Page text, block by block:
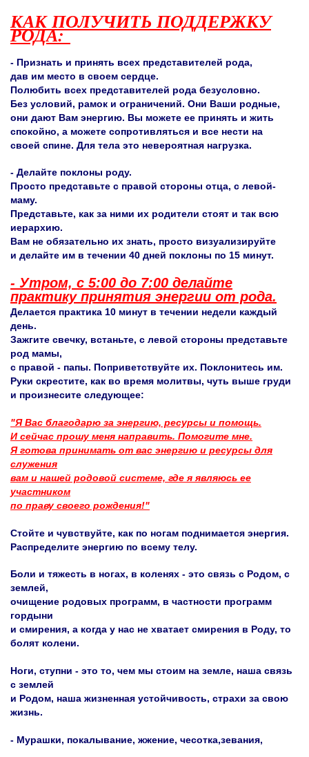
КАК ПОЛУЧИТЬ ПОДДЕРЖКУ
РОДА:
- Признать и принять всех представителей рода,
дав им место в своем сердце.
Полюбить всех представителей рода безусловно.
Без условий, рамок и ограничений. Они Ваши родные,
они дают Вам энергию. Вы можете ее принять и жить
спокойно, а можете сопротивляться и все нести на
своей спине. Для тела это невероятная нагрузка.
- Делайте поклоны роду.
Просто представьте с правой стороны отца, с левой-
маму.
Представьте, как за ними их родители стоят и так всю
иерархию.
Вам не обязательно их знать, просто визуализируйте
и делайте им в течении 40 дней поклоны по 15 минут.
- Утром, с 5:00 до 7:00 делайте
практику принятия энергии от рода.
Делается практика 10 минут в течении недели каждый
день.
Зажгите свечку, встаньте, с левой стороны представьте
род мамы,
с правой - папы. Поприветствуйте их. Поклонитесь им.
Руки скрестите, как во время молитвы, чуть выше груди
и произнесите следующее:
"Я Вас благодарю за энергию, ресурсы и помощь.
И сейчас прошу меня направить. Помогите мне.
Я готова принимать от вас энергию и ресурсы для
служения
вам и нашей родовой системе, где я являюсь ее
участником
по праву своего рождения!"
Стойте и чувствуйте, как по ногам поднимается энергия.
Распределите энергию по всему телу.
Боли и тяжесть в ногах, в коленях - это связь с Родом, с
землей,
очищение родовых программ, в частности программ
гордыни
и смирения, а когда у нас не хватает смирения в Роду, то
болят колени.
Ноги, ступни - это то, чем мы стоим на земле, наша связь
с землей
и Родом, наша жизненная устойчивость, страхи за свою
жизнь.
- Мурашки, покалывание, жжение, чесотка,зевания,